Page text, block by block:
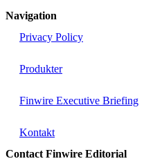
Navigation
Privacy Policy
Produkter
Finwire Executive Briefing
Kontakt
Contact Finwire Editorial